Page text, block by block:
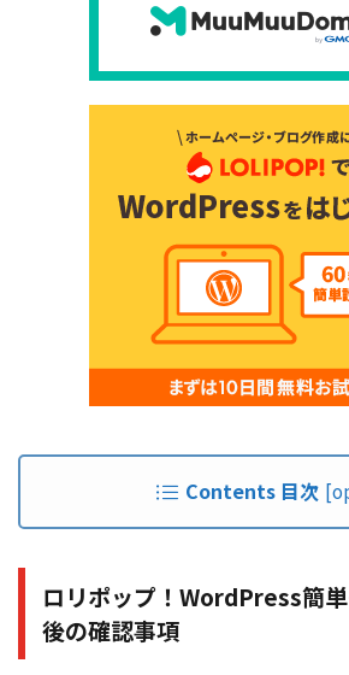
Contents 目次 [
ロリポップ！WordPress簡
後の確認事項